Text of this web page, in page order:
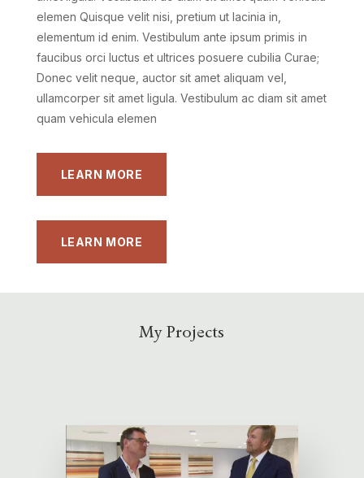
elemen Quisque velit nisi, pretium ut lacinia in,
elementum id enim. Vestibulum ante ipsum primis in
faucibus orci luctus et ultrices posuere cubilia Curae;
Donec velit neque, auctor sit amet aliquam vel,
ullamcorper sit amet ligula. Vestibulum ac diam sit amet
quam vehicula elemen
LEARN MORE
LEARN MORE
My Projects